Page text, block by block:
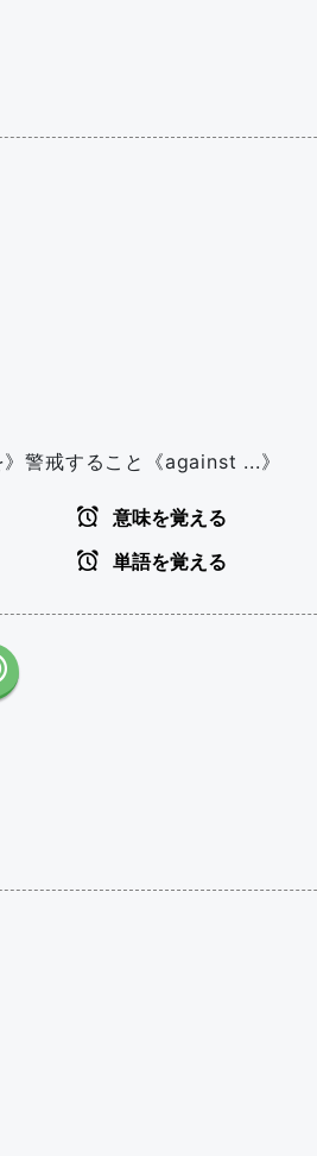
警戒すること《against ...》
意味を覚える
単語を覚える